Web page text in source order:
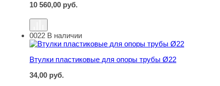
10 560,00 руб.
Втулки пластиковые для опоры трубы Ø22
0022 В наличии
Втулки пластиковые для опоры трубы Ø22
34,00 руб.